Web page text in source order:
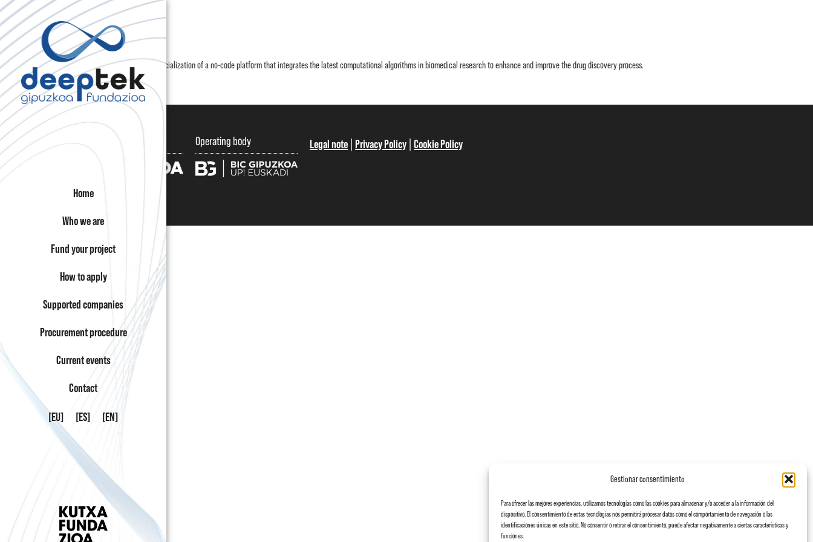
Gestionar consentimiento
Para ofrecer las mejores experiencias, utilizamos tecnologías como las cookies para almacenar y/o acceder a la información del
dispositivo. El consentimiento de estas tecnologías nos permitirá procesar datos como el comportamiento de navegación o las
identificaciones únicas en este sitio. No consentir o retirar el consentimiento, puede afectar negativamente a ciertas características y
funciones.
Home
Who we are
Fund your project
How to apply
Supported companies
Procurement procedure
Current events
Contact
[EU] [ES] [EN]
CABALA
Design, development, and commercialization of a no-code platform that integrates the latest computational algorithms in biomedical research to enhance and improve the drug discovery process.
cabala.eus
They promote Operating body Legal note |Privacy Policy |Cookie Policy